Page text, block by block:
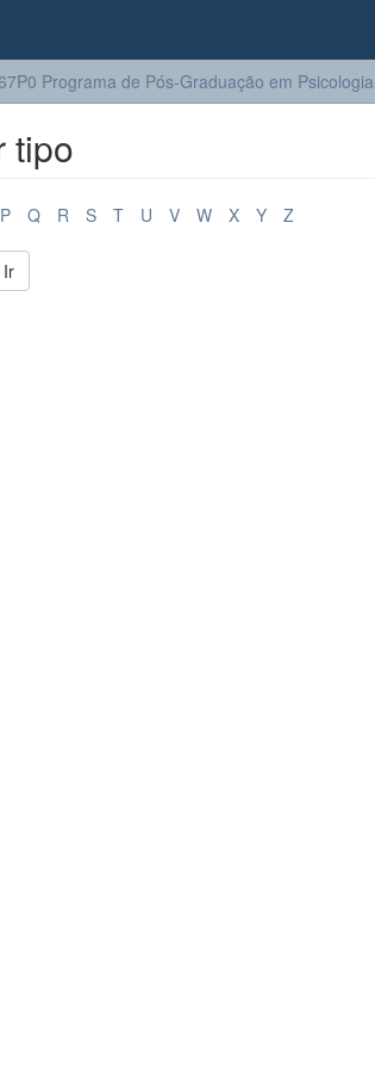
Programa de Pós-Graduação em Psicologia
tipo
P Q R S T U V W X Y Z
Ir